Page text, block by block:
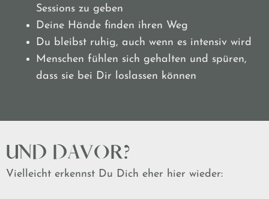
Sessions zu geben
Deine Hände finden ihren Weg
Du bleibst ruhig, auch wenn es intensiv wird
Menschen fühlen sich gehalten und spüren,
dass sie bei Dir loslassen können
UND DAVOR?
Vielleicht erkennst Du Dich eher hier wieder: